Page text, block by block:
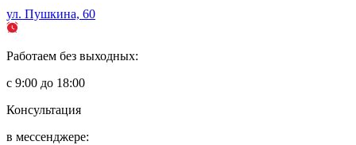
ул. Пушкина, 60
Работаем без выходных:
с 9:00 до 18:00
Консультация
в мессенджере: